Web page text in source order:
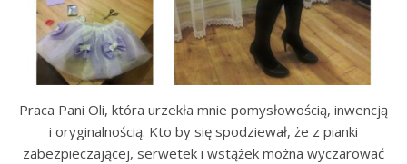
Praca Pani Oli, która urzekła mnie pomysłowością, inwencją
i oryginalnością. Kto by się spodziewał, że z pianki
zabezpieczającej, serwetek i wstążek można wyczarować